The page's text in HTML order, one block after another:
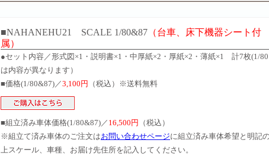
■NAHANEHU21 SCALE 1/80&87 （台車、床下機器シート付
属）
●セット内容／形式図×1・説明書×1・中厚紙×2・厚紙×2・薄紙×1 計7枚(1/80
は内容が異なります）
■価格(1/80&87)／3,100円 （税込）※送料無料
■組立済み車体価格(1/80&87)／ 16,500円
（税込）
※組立て済み車体のご注文はお問い合わせページに組立済み車体希望と明記
上スケール、車種、お届け先住所を記入してください。